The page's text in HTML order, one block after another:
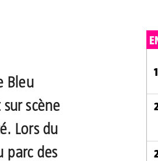
Bleu
scène
Lors du
parc des